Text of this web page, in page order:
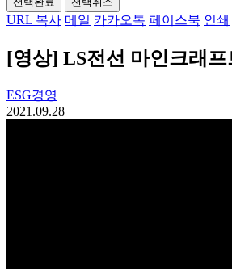
URL 복사 메일 카카오톡 페이스북 인쇄
[영상] LS전선 마인크래
ESG경영
2021.09.28